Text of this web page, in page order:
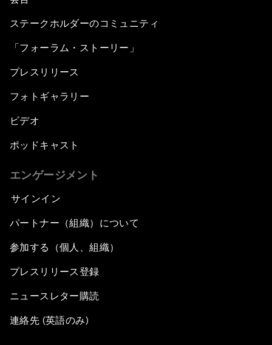
ステークホルダーのコミュニティ
「フォーラム・ストーリー」
プレスリリース
フォトギャラリー
ビデオ
ポッドキャスト
エンゲージメント
サインイン
パートナー（組織）について
参加する（個人、組織）
プレスリリース登録
ニュースレター購読
連絡先 (英語のみ)